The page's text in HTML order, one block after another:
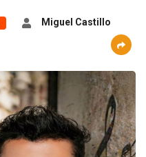
Miguel Castillo